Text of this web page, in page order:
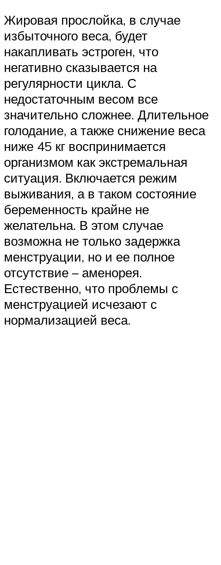
Жировая прослойка, в случае
избыточного веса, будет
накапливать эстроген, что
негативно сказывается на
регулярности цикла. С
недостаточным весом все
значительно сложнее. Длительное
голодание, а также снижение веса
ниже 45 кг воспринимается
организмом как экстремальная
ситуация. Включается режим
выживания, а в таком состояние
беременность крайне не
желательна. В этом случае
возможна не только задержка
менструации, но и ее полное
отсутствие – аменорея.
Естественно, что проблемы с
менструацией исчезают с
нормализацией веса.